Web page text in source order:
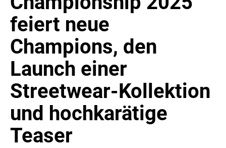
BESTATTUNG HIMMELBLAU
CARRERA
EORA
OPTIMUM NUTRITION
PROF. GEORGE BIRKMAYER NADH
PUSTEFIX
META COMMUNICATION
REVELL
SONOS DE
feiert neue
Champions, den
Launch einer
Streetwear-Kollektion
und hochkarätige
Teaser